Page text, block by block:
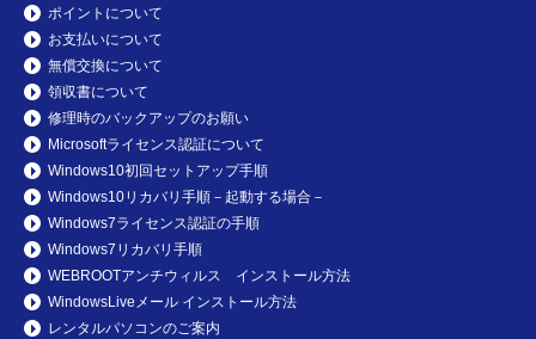
ポイントについて
お支払いについて
無償交換について
領収書について
修理時のバックアップのお願い
Microsoftライセンス認証について
Windows10初回セットアップ手順
Windows10リカバリ手順－起動する場合－
Windows7ライセンス認証の手順
Windows7リカバリ手順
WEBROOTアンチウィルス インストール方法
WindowsLiveメール インストール方法
レンタルパソコンのご案内